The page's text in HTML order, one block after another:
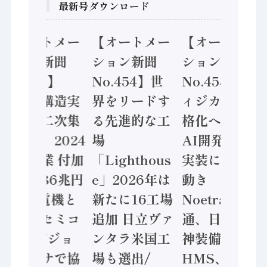
最新号ダウンロード
【オートメー
ション新聞
No.455】
「経済構造実
態調査二次集
計結果」2024
年製造業 付加
価値額86兆円
/ 三菱電機と
ソニーセミコ
ン AIビジョ
ンセンサで協
【オートメー
ション新聞
No.454】世
界をリードす
る先進的な工
場
「Lighthous
e」2026年は
新たに16工場
追加 日立ヴァ
ンタラ米国工
場も選出/
【オートメー
ション新聞
No.453】フ
ィジカルAI本
格化へ 国産
AI開発や社会
実装に活発な
動き
Noetra、富士
通、日立 / 兵
神装備 ×
HMS、老舗